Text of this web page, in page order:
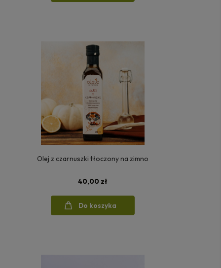
Olej z czarnuszki tłoczony na zimno
40,00 zł
Do koszyka